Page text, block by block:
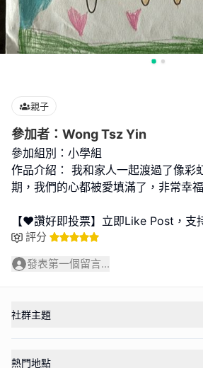
親子
參加者：Wong Tsz Yin
參加組別：小學組
作品介紹： 我和家人一起渡過了像彩
期，我們的心都被愛填滿了，非常幸
【❤️讚好即投票】立即Like Post，支
評分
發表第一個留言...
社群主題
熱門地點